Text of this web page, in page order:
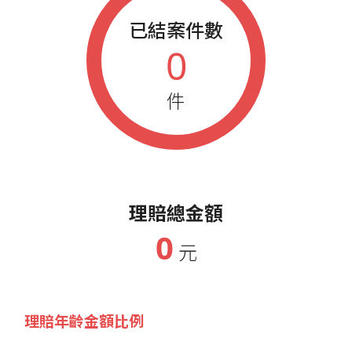
已結案件數
0
件
理賠總金額
0 元
理賠年齡金額比例